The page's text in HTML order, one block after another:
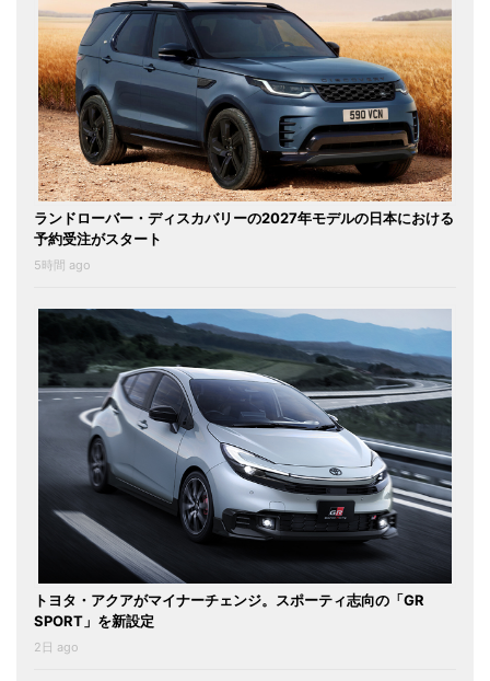
ランドローバー・ディスカバリーの2027年モデルの日本における
予約受注がスタート
5時間 ago
トヨタ・アクアがマイナーチェンジ。スポーティ志向の「GR
SPORT」を新設定
2日 ago